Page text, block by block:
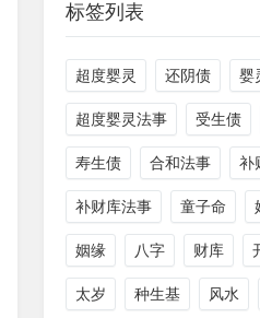
标签列表
超度婴灵 还阴债 婴
超度婴灵法事 受生债
寿生债 合和法事 补
补财库法事 童子命
姻缘 八字 财库
太岁 种生基 风水